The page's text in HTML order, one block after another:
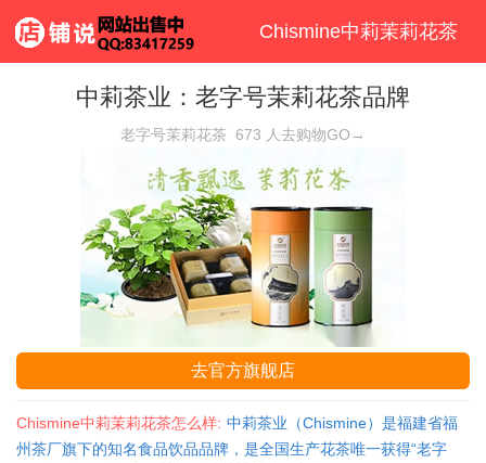
Chismine中莉茉莉花茶
中莉茶业：老字号茉莉花茶品牌
老字号茉莉花茶 673 人去购物GO→
去官方旗舰店
Chismine中莉茉莉花茶怎么样: 中莉茶业（Chismine）是福建省福
州茶厂旗下的知名食品饮品品牌，是全国生产花茶唯一获得“老字